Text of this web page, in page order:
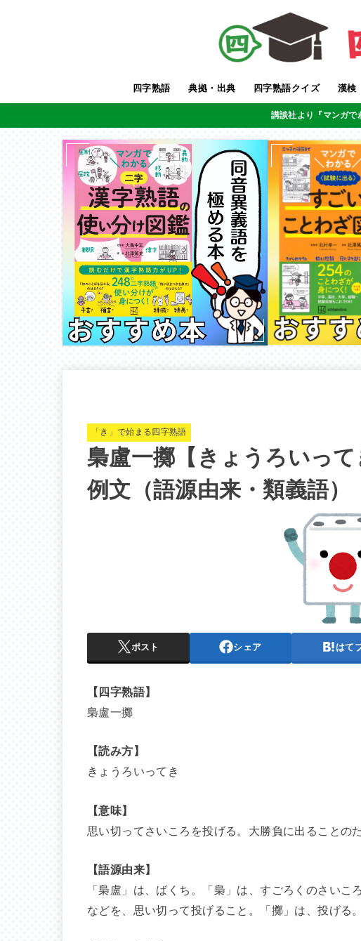
四字熟語 典拠・出典 四字熟語クイズ 漢検
講談社より『マンガで
「き」で始まる四字熟語
梟盧一擲【きょうろいっ
例文（語源由来・類義語）
ポスト シェア はて
【四字熟語】
梟盧一擲
【読み方】
きょうろいってき
【意味】
思い切ってさいころを投げる。大勝負に出ることのた
【語源由来】
「梟盧」は、ばくち。「梟」は、すごろくのさい
などを、思い切って投げること。「擲」は、投げる。